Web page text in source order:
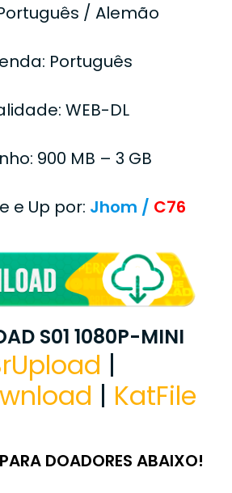
/ Alemão
Português
WEB-DL
900 MB – 3 GB
e Up por: Jhom / C76
S01 1080P-MINI
|
| KatFile
DOADORES ABAIXO!